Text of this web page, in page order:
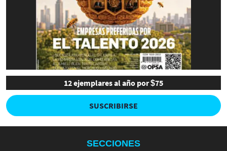
12 ejemplares al año por $75
SUSCRIBIRSE
SECCIONES